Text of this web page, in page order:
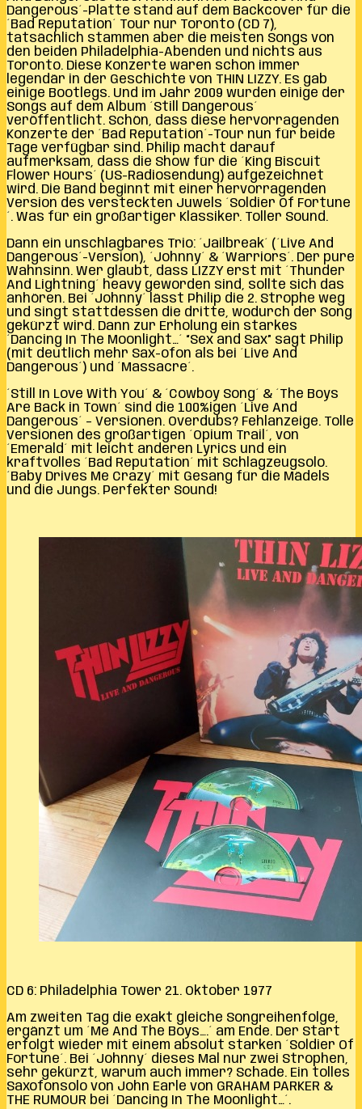
Dangerous´-Platte stand auf dem Backcover für die
´Bad Reputation´ Tour nur Toronto (CD 7),
tatsächlich stammen aber die meisten Songs von
den beiden Philadelphia-Abenden und nichts aus
Toronto. Diese Konzerte waren schon immer
legendär in der Geschichte von THIN LIZZY. Es gab
einige Bootlegs. Und im Jahr 2009 wurden einige der
Songs auf dem Album ´Still Dangerous´
veröffentlicht. Schön, dass diese hervorragenden
Konzerte der ´Bad Reputation´-Tour nun für beide
Tage verfügbar sind. Philip macht darauf
aufmerksam, dass die Show für die ´King Biscuit
Flower Hours´ (US-Radiosendung) aufgezeichnet
wird. Die Band beginnt mit einer hervorragenden
Version des versteckten Juwels ´Soldier Of Fortune
´. Was für ein großartiger Klassiker. Toller Sound.
Dann ein unschlagbares Trio: ´Jailbreak´ (´Live And
Dangerous´-Version), ´Johnny´ & ´Warriors´. Der pure
Wahnsinn. Wer glaubt, dass LIZZY erst mit ´Thunder
And Lightning´ heavy geworden sind, sollte sich das
anhören. Bei ´Johnny´ lässt Philip die 2. Strophe weg
und singt stattdessen die dritte, wodurch der Song
gekürzt wird. Dann zur Erholung ein starkes
´Dancing In The Moonlight…´ “Sex and Sax” sagt Philip
(mit deutlich mehr Sax-ofon als bei ´Live And
Dangerous´) und ´Massacre´.
´Still In Love With You´ & ´Cowboy Song´ & ´The Boys
Are Back in Town´ sind die 100%igen ´Live And
Dangerous´ – Versionen. Overdubs? Fehlanzeige. Tolle
Versionen des großartigen ´Opium Trail´, von
´Emerald´ mit leicht anderen Lyrics und ein
kraftvolles ´Bad Reputation´ mit Schlagzeugsolo.
´Baby Drives Me Crazy´ mit Gesang für die Mädels
und die Jungs. Perfekter Sound!
CD 6: Philadelphia Tower 21. Oktober 1977
Am zweiten Tag die exakt gleiche Songreihenfolge,
ergänzt um ´Me And The Boys….´ am Ende. Der Start
erfolgt wieder mit einem absolut starken ´Soldier Of
Fortune´. Bei ´Johnny´ dieses Mal nur zwei Strophen,
sehr gekürzt, warum auch immer? Schade. Ein tolles
Saxofonsolo von John Earle von GRAHAM PARKER &
THE RUMOUR bei ´Dancing In The Moonlight…´.